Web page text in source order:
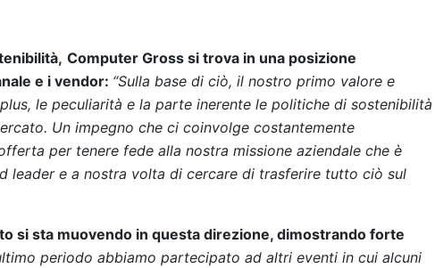
Computer Gross si trova in una posizione
e i vendor: “Sulla base di ciò, il nostro primo valore e
le peculiarità e la parte inerente le politiche di sostenibilità
Un impegno che ci coinvolge costantemente
per tenere fede alla nostra missione aziendale che è
leader e a nostra volta di cercare di trasferire tutto ciò sul
si sta muovendo in questa direzione, dimostrando forte
periodo abbiamo partecipato ad altri eventi in cui alcuni